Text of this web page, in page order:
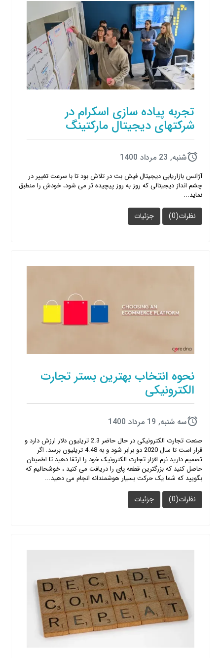
تجربه پیاده سازی اسکرام در
شرکتهای دیجیتال مارکتینگ
شنبه, 23 مرداد 1400
آژانس بازاریابی دیجیتال فیش بت در تلاش بود تا با سرعت تغییر در
چشم انداز دیجیتالی که روز به روز پیچیده تر می شود، خودش را منطبق
نماید...
نظرات(0) جزئیات
نحوه انتخاب بهترین بستر تجارت
الکترونیکی
سه شنبه, 19 مرداد 1400
صنعت تجارت الکترونیکی در حال حاضر 2.3 تریلیون دلار ارزش دارد و
قرار است تا سال 2020 دو برابر شود و به 4.48 تریلیون برسد. اگر
تصمیم دارید نرم افزار تجارت الکترونیک خود را ارتقا دهید تا اطمینان
حاصل کنید که بزرگترین قطعه پای را دریافت می کنید ، خوشحالیم که
بگویید که شما یک حرکت بسیار هوشمندانه انجام می دهید...
نظرات(0) جزئیات